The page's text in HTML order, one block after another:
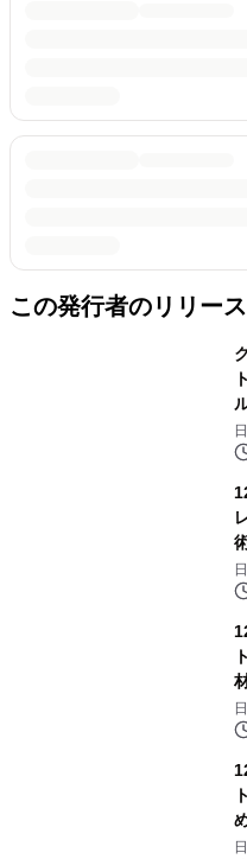
この発行者のリリース